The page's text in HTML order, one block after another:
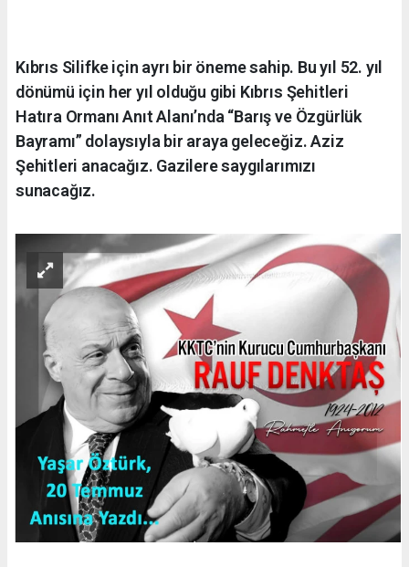
Kıbrıs Silifke için ayrı bir öneme sahip. Bu yıl 52. yıl
dönümü için her yıl olduğu gibi Kıbrıs Şehitleri
Hatıra Ormanı Anıt Alanı’nda “Barış ve Özgürlük
Bayramı” dolaysıyla bir araya geleceğiz. Aziz
Şehitleri anacağız. Gazilere saygılarımızı
sunacağız.